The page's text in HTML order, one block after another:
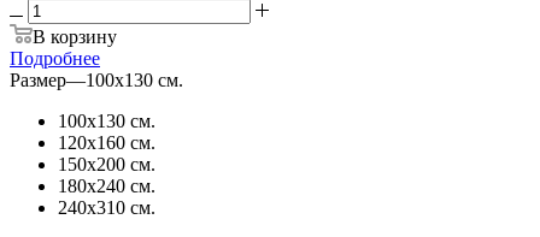
В корзину
Подробнее
Размер—100х130 см.
100х130 см.
120х160 см.
150х200 см.
180х240 см.
240х310 см.